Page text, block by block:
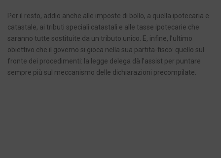
Per il resto, addio anche alle imposte di bollo, a quella ipotecaria e
catastale, ai tributi speciali catastali e alle tasse ipotecarie che
saranno tutte sostituite da un tributo unico. E, infine, l’ultimo
obiettivo che il governo si gioca nella sua partita-fisco: quello sul
fronte dei procedimenti: la legge delega dà l’assist per puntare
sempre più sul meccanismo delle dichiarazioni precompilate.